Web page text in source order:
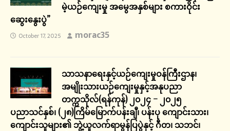
မဲ့ယဉ်ကျေးမှု အမွေအနှစ်များ စကားဝိုင်း
ဆွေးနွေးပွဲ”
October 17, 2025 morac35
သာသနာရေးနှင့်ယဉ်ကျေးမှုဝန်ကြီးဌာန၊
အမျိုးသားယဉ်ကျေးမှုနှင့်အနုပညာ
တက္ကသိုလ်(ရန်ကုန်) ၂၀၂၄ – ၂၀၂၅
ပညာသင်နှစ်၊ (၂၈)ကြိမ်မြောက်ပန်းချီ၊ ပန်းပု ကျောင်းသား၊
ကျောင်းသူများ၏ ဘွဲ့ယူလက်ရာမွန်ပြပွဲနှင့် ဂီတ၊ သဘင်၊